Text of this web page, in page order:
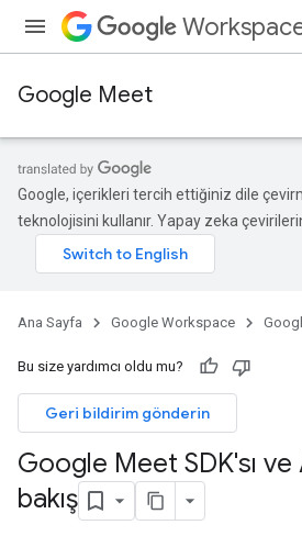
Google Meet
Google, içerikleri tercih ettiğiniz dile
teknolojisini kullanır. Yapay zeka
Ana Sayfa Google Workspace
Bu size yardımcı oldu mu?
Geri bildirim gönderin
Google Meet SDK'sı ve
bakış